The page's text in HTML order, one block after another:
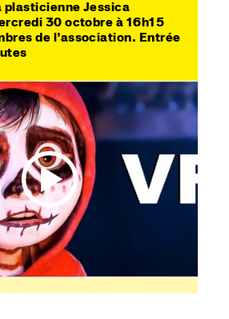
plasticienne Jessica
30 octobre à 16h15
de l’association. Entrée